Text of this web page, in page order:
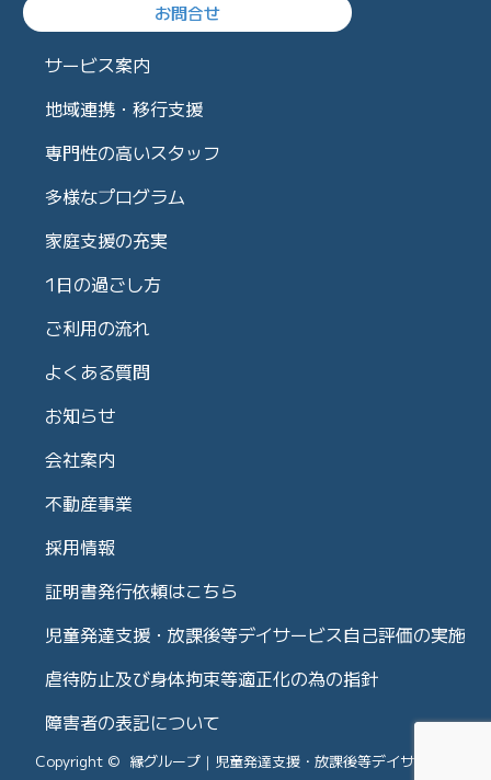
お問合せ
サービス案内
地域連携・移行支援
専門性の高いスタッフ
多様なプログラム
家庭支援の充実
1日の過ごし方
ご利用の流れ
よくある質問
お知らせ
会社案内
不動産事業
採用情報
証明書発行依頼はこちら
児童発達支援・放課後等デイサービス自己評価の実施
虐待防止及び身体拘束等適正化の為の指針
障害者の表記について
Copyright © 縁グループ｜児童発達支援・放課後等デイサービス